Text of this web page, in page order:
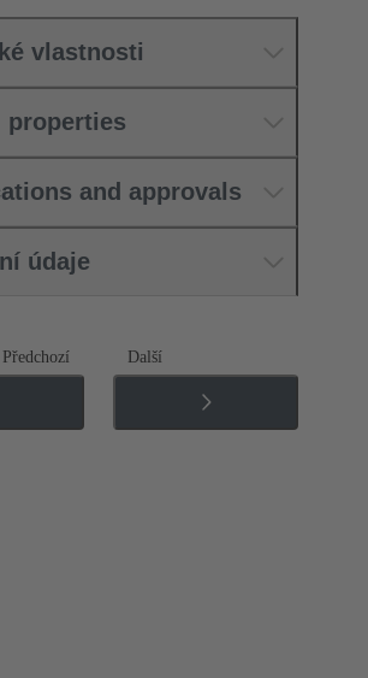
vlastnosti
properties
and approvals
údaje
Předchozí Další